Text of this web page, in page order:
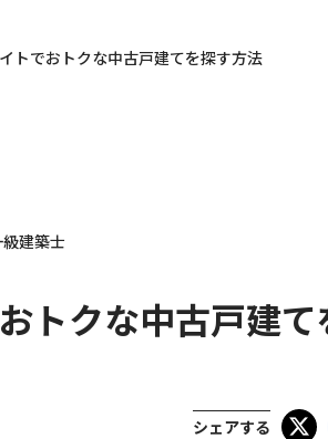
トでおトクな中古戸建てを探す方法
建築士
トクな中古戸建て
シェアする